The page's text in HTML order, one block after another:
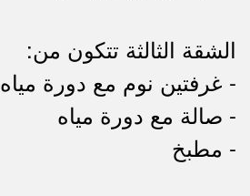
الشقة الثالثة تتكون من:
- غرفتين نوم مع دورة مياه
- صالة مع دورة مياه
- مطبخ